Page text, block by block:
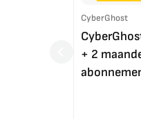
CyberGhost
+ 2